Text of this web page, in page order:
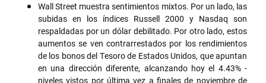
Wall Street muestra sentimientos mixtos. Por un lado, las
subidas en los índices Russell 2000 y Nasdaq son
respaldadas por un dólar debilitado. Por otro lado, estos
aumentos se ven contrarrestados por los rendimientos
de los bonos del Tesoro de Estados Unidos, que apuntan
en una dirección diferente, alcanzando hoy el 4.43% -
niveles vistos por última vez a finales de noviembre de